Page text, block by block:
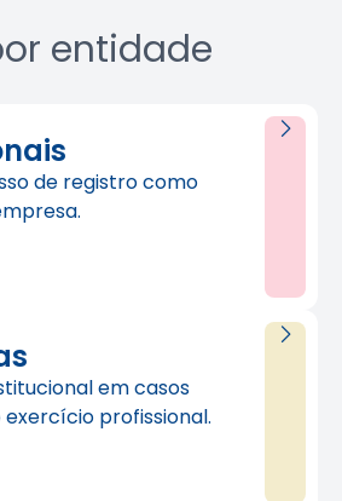
entidade
de registro como
em casos
profissional.